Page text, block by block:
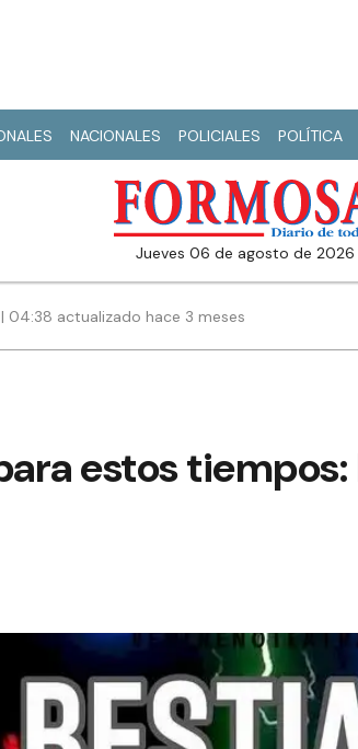
NACIONALES POLICIALES POLÍTICA
jueves 06 de agosto de 2026
04:38 actualizado hace 3 meses
estos